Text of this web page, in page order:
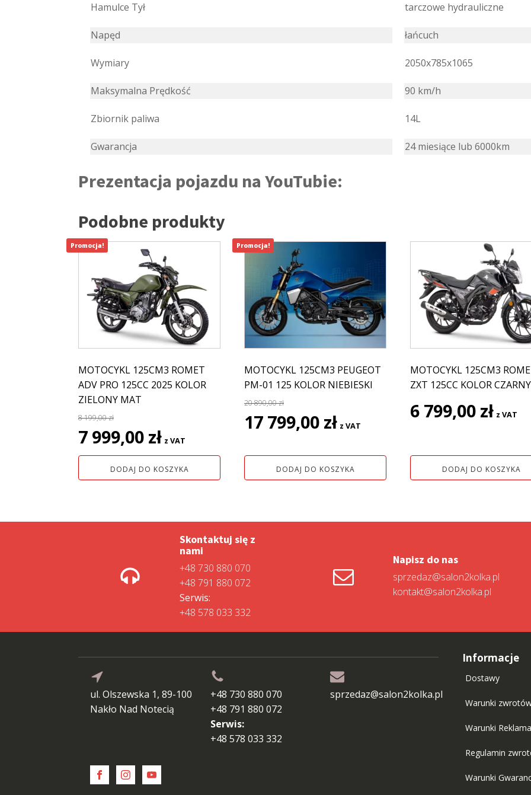
Hamulce Tył tarczowe hydrauliczne
Napęd łańcuch
Wymiary 2050x785x1065
Maksymalna Prędkość 90 km/h
Zbiornik paliwa 14L
Gwarancja 24 miesiące lub 6000km
Prezentacja pojazdu na YouTubie:
Podobne produkty
MOTOCYKL 125CM3 ROMET
ADV PRO 125CC 2025 KOLOR
ZIELONY MAT
8 199,00zł
Pierwotna
cena
wynosiła:
7 999,00 zł cena
wynosi:
7
z VAT
DODAJ DO KOSZYKA
Promocja!
MOTOCYKL 125CM3 PEUGEOT
PM-01 125 KOLOR NIEBIESKI
20 890,00zł
Pierwotna
cena
20
890,00 zł.
17 799,00 zł cena
17
799,00 zł.
z VAT
DODAJ DO KOSZYKA
Promocja!
MOTOCYKL 125CM3
ZXT 125CC KOLOR CZARNY
6 799,00 zł z VAT
DODAJ DO KOSZYKA
Skontaktuj się z
nami
+48 730 880 070
+48 791 880 072
Serwis:
+48 578 033 332
Napisz do nas
sprzedaz@salon2kolka.pl
kontakt@salon2kolka.pl
ul. Olszewska 1, 89-100
Nakło Nad Notecią
+48 730 880 070
+48 791 880 072
Serwis:
+48 578 033 332
sprzedaz@salon2kolka.pl
Informacje
Dostawy
Warunki
Warunki
Regulamin
Warunki